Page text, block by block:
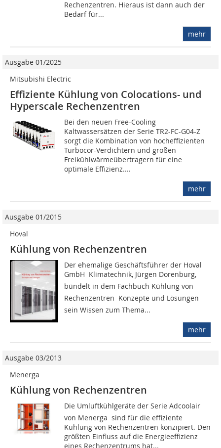
Rechenzentren. Hieraus ist dann auch der
Bedarf für...
mehr
Ausgabe 01/2025
Mitsubishi Electric
Effiziente Kühlung von Colocations- und
Hyperscale Rechenzentren
Bei den neuen Free-Cooling
Kaltwassersätzen der Serie TR2-FC-G04-Z
sorgt die Kombination von hocheffizienten
Turbocor-Verdichtern und großen
Freikühlwärmeübertragern für eine
optimale Effizienz....
mehr
Ausgabe 01/2015
Hoval
Kühlung von Rechenzentren
Der ehemalige Geschäftsführer der Hoval
GmbH  Klimatechnik, Jürgen Dorenburg,
bündelt in dem Fachbuch Kühlung von
Rechenzentren  Konzepte und Lösungen
sein Wissen zum Thema...
mehr
Ausgabe 03/2013
Menerga
Kühlung von Rechenzentren
Die Umluftkühlgeräte der Serie Adcoolair
von Menerga sind für die effiziente
Kühlung von Rechenzentren konzipiert. Den
größten Einfluss auf die Energieeffizienz
eines Rechenzentrums hat...